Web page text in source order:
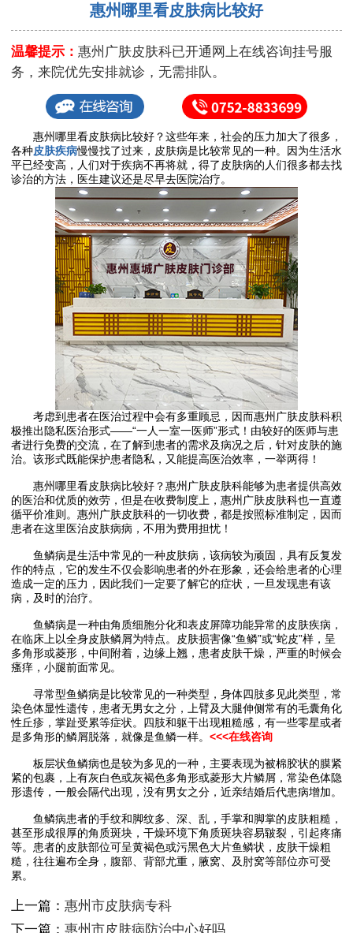
惠州哪里看皮肤病比较好
温馨提示： 惠州广肤皮肤科已开通网上在线咨询挂号服
务，来院优先安排就诊，无需排队。
惠州哪里看皮肤病比较好？这些年来，社会的压力加大了很多，
各种皮肤疾病慢慢找了过来，皮肤病是比较常见的一种。因为生活水
平已经变高，人们对于疾病不再将就，得了皮肤病的人们很多都去找
诊治的方法，医生建议还是尽早去医院治疗。
考虑到患者在医治过程中会有多重顾忌，因而惠州广肤皮肤科积
极推出隐私医治形式——“一人一室一医师”形式！由较好的医师与患
者进行免费的交流，在了解到患者的需求及病况之后，针对皮肤的施
治。该形式既能保护患者隐私，又能提高医治效率，一举两得！
惠州哪里看皮肤病比较好？惠州广肤皮肤科能够为患者提供高效
的医治和优质的效劳，但是在收费制度上，惠州广肤皮肤科也一直遵
循平价准则。惠州广肤皮肤科的一切收费，都是按照标准制定，因而
患者在这里医治皮肤病病，不用为费用担忧！
鱼鳞病是生活中常见的一种皮肤病，该病较为顽固，具有反复发
作的特点，它的发生不仅会影响患者的外在形象，还会给患者的心理
造成一定的压力，因此我们一定要了解它的症状，一旦发现患有该
病，及时的治疗。
鱼鳞病是一种由角质细胞分化和表皮屏障功能异常的皮肤疾病，
在临床上以全身皮肤鳞屑为特点。皮肤损害像“鱼鳞”或“蛇皮”样，呈
多角形或菱形，中间附着，边缘上翘，患者皮肤干燥，严重的时候会
瘙痒，小腿前面常见。
寻常型鱼鳞病是比较常见的一种类型，身体四肢多见此类型，常
染色体显性遗传，患者无男女之分，上臂及大腿伸侧常有的毛囊角化
性丘疹，掌趾受累等症状。四肢和躯干出现粗糙感，有一些零星或者
是多角形的鳞屑脱落，就像是鱼鳞一样。 <<<在线咨询
板层状鱼鳞病也是较为多见的一种，主要表现为被棉胶状的膜紧
紧的包裹，上有灰白色或灰褐色多角形或菱形大片鳞屑，常染色体隐
形遗传，一般会隔代出现，没有男女之分，近亲结婚后代患病增加。
鱼鳞病患者的手纹和脚纹多、深、乱，手掌和脚掌的皮肤粗糙，
甚至形成很厚的角质斑块，干燥环境下角质斑块容易皲裂，引起疼痛
等。患者的皮肤部位可呈黄褐色或污黑色大片鱼鳞状，皮肤干燥粗
糙，往往遍布全身，腹部、背部尤重，腋窝、及肘窝等部位亦可受
累。
上一篇： 惠州市皮肤病专科
下一篇： 惠州市皮肤病防治中心好吗